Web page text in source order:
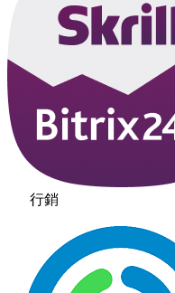
行銷